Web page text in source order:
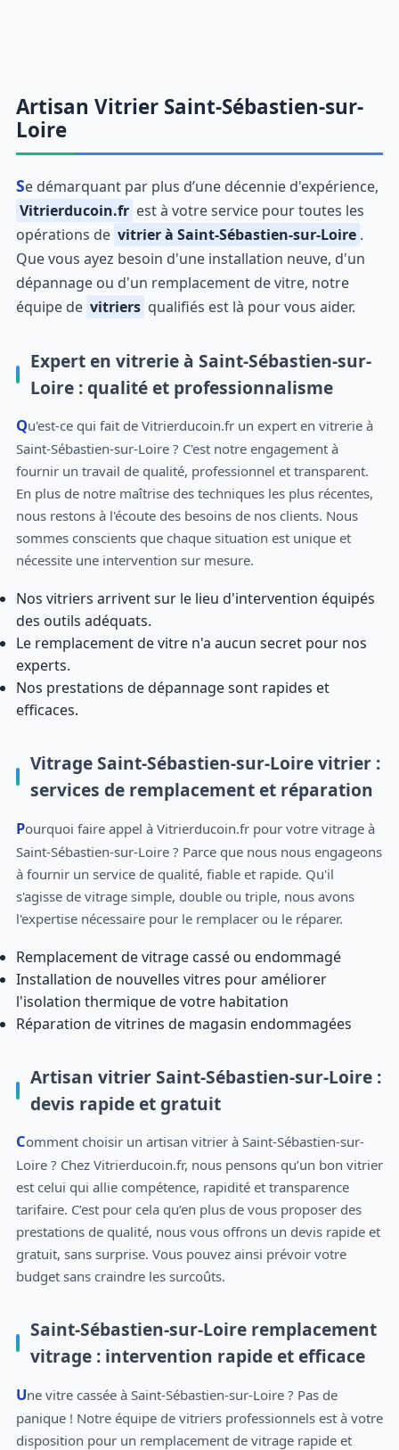
Artisan Vitrier Saint-Sébastien-sur-
Loire
Se démarquant par plus d’une décennie d'expérience,
Vitrierducoin.fr est à votre service pour toutes les
opérations de vitrier à Saint-Sébastien-sur-Loire .
Que vous ayez besoin d'une installation neuve, d'un
dépannage ou d'un remplacement de vitre, notre
équipe de vitriers qualifiés est là pour vous aider.
Expert en vitrerie à Saint-Sébastien-sur-
Loire : qualité et professionnalisme
Qu'est-ce qui fait de Vitrierducoin.fr un expert en vitrerie à
Saint-Sébastien-sur-Loire ? C'est notre engagement à
fournir un travail de qualité, professionnel et transparent.
En plus de notre maîtrise des techniques les plus récentes,
nous restons à l'écoute des besoins de nos clients. Nous
sommes conscients que chaque situation est unique et
nécessite une intervention sur mesure.
Nos vitriers arrivent sur le lieu d'intervention équipés
des outils adéquats.
Le remplacement de vitre n'a aucun secret pour nos
experts.
Nos prestations de dépannage sont rapides et
efficaces.
Vitrage Saint-Sébastien-sur-Loire vitrier :
services de remplacement et réparation
Pourquoi faire appel à Vitrierducoin.fr pour votre vitrage à
Saint-Sébastien-sur-Loire ? Parce que nous nous engageons
à fournir un service de qualité, fiable et rapide. Qu'il
s'agisse de vitrage simple, double ou triple, nous avons
l'expertise nécessaire pour le remplacer ou le réparer.
Remplacement de vitrage cassé ou endommagé
Installation de nouvelles vitres pour améliorer
l'isolation thermique de votre habitation
Réparation de vitrines de magasin endommagées
Artisan vitrier Saint-Sébastien-sur-Loire :
devis rapide et gratuit
Comment choisir un artisan vitrier à Saint-Sébastien-sur-
Loire ? Chez Vitrierducoin.fr, nous pensons qu’un bon vitrier
est celui qui allie compétence, rapidité et transparence
tarifaire. C’est pour cela qu’en plus de vous proposer des
prestations de qualité, nous vous offrons un devis rapide et
gratuit, sans surprise. Vous pouvez ainsi prévoir votre
budget sans craindre les surcoûts.
Saint-Sébastien-sur-Loire remplacement
vitrage : intervention rapide et efficace
Une vitre cassée à Saint-Sébastien-sur-Loire ? Pas de
panique ! Notre équipe de vitriers professionnels est à votre
disposition pour un remplacement de vitrage rapide et